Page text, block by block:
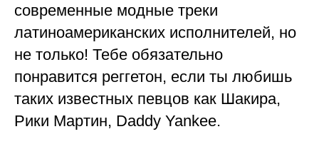
современные модные треки
латиноамериканских исполнителей, но
не только! Тебе обязательно
понравится реггетон, если ты любишь
таких известных певцов как Шакира,
Рики Мартин, Daddy Yankee.